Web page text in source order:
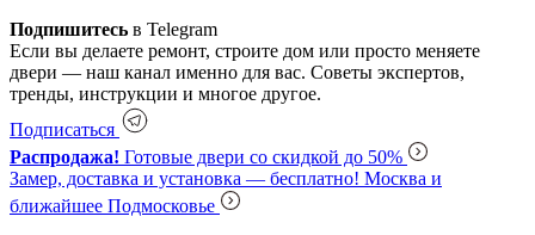
Подпишитесь в Telegram
Если вы делаете ремонт, строите дом или просто меняете
двери — наш канал именно для вас. Советы экспертов,
тренды, инструкции и многое другое.
Подписаться
Распродажа! Готовые двери со скидкой до 50%
Замер, доставка и установка — бесплатно! Москва и
ближайшее Подмосковье